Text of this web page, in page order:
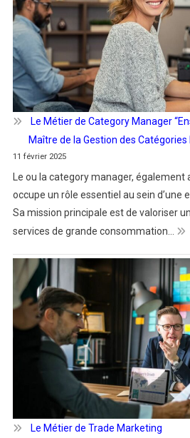
Le Métier de Category Manager
Maître de la Gestion des
11 février 2025
Le ou la category manager, également
occupe un rôle essentiel au sein d’une
Sa mission principale est de valoriser
services de grande consommation…
Le Métier de Trade Marketing